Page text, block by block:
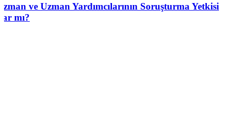
ve Uzman Yardımcılarının Soruşturma Yetkisi
mı?